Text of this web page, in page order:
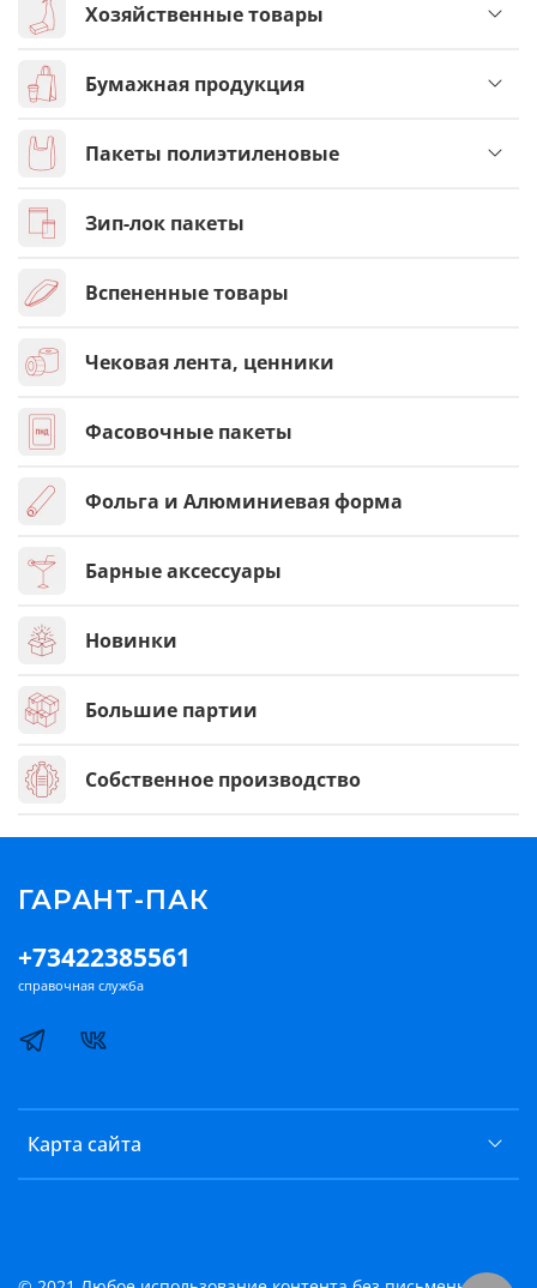
Хозяйственные товары
Бумажная продукция
Пакеты полиэтиленовые
Зип-лок пакеты
Вспененные товары
Чековая лента, ценники
Фасовочные пакеты
Фольга и Алюминиевая форма
Барные аксессуары
Новинки
Большие партии
Собственное производство
Карта сайта
+73422385561
справочная служба
ГАРАНТ-ПАК